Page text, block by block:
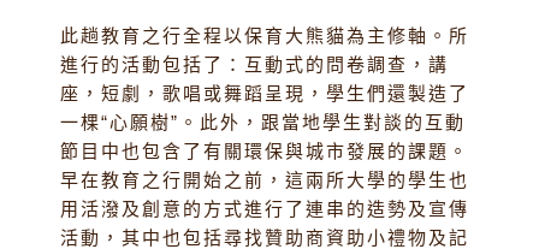
此趟教育之行全程以保育大熊貓為主修軸。所
進行的活動包括了：互動式的問卷調查，講
座，短劇，歌唱或舞蹈呈現，學生們還製造了
一棵“心願樹”。此外，跟當地學生對談的互動
節目中也包含了有關環保與城市發展的課題。
早在教育之行開始之前，這兩所大學的學生也
用活潑及創意的方式進行了連串的造勢及宣傳
活動，其中也包括尋找贊助商資助小禮物及記